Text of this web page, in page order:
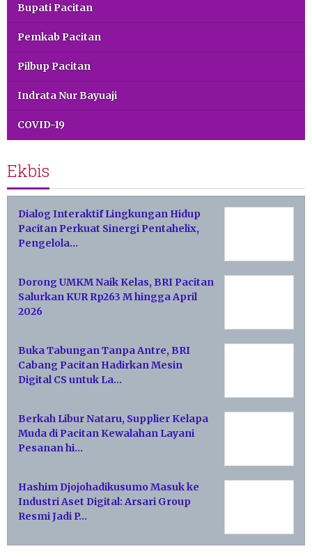
Bupati Pacitan
Pemkab Pacitan
Pilbup Pacitan
Indrata Nur Bayuaji
COVID-19
Ekbis
Dialog Interaktif Lingkungan Hidup
Pacitan Perkuat Sinergi Pentahelix,
Pengelola…
Dorong UMKM Naik Kelas, BRI Pacitan
Salurkan KUR Rp263 M hingga April
2026
Buka Tabungan Tanpa Antre, BRI
Cabang Pacitan Hadirkan Mesin
Digital CS untuk La…
Berkah Libur Nataru, Supplier Kelapa
Muda di Pacitan Kewalahan Layani
Pesanan hi…
Hashim Djojohadikusumo Masuk ke
Industri Aset Digital: Arsari Group
Resmi Jadi P…